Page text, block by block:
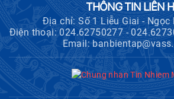
THÔNG TIN LIÊN
Địa chỉ: Số 1 Liễu Giai - Ngọc
Điện thoại: 024.62750277 -
Email: